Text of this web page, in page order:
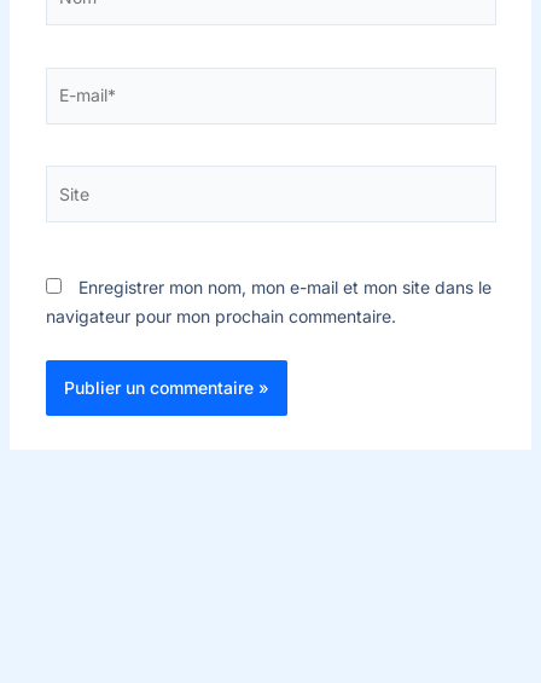
Enregistrer mon nom, mon e-mail et mon site dans le
navigateur pour mon prochain commentaire.